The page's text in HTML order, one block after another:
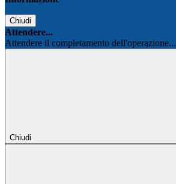
Chiudi
Attendere...
Attendere il completamento dell'operazione...
Chiudi